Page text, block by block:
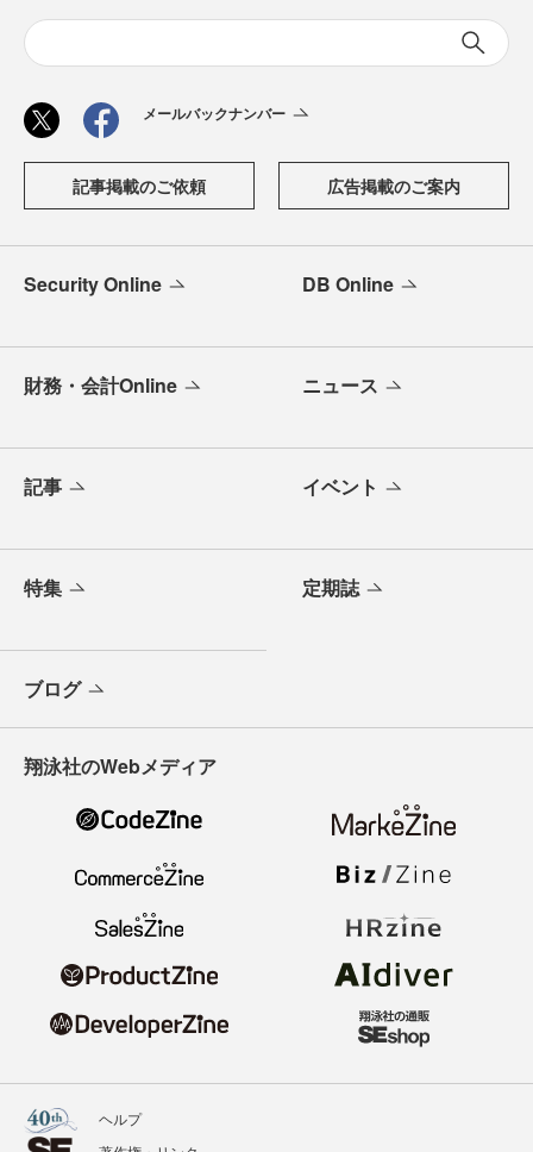
メールバックナンバー
記事掲載のご依頼 広告掲載のご案内
Security Online DB Online
財務・会計Online ニュース
記事 イベント
特集 定期誌
ブログ
翔泳社のWebメディア
ヘルプ